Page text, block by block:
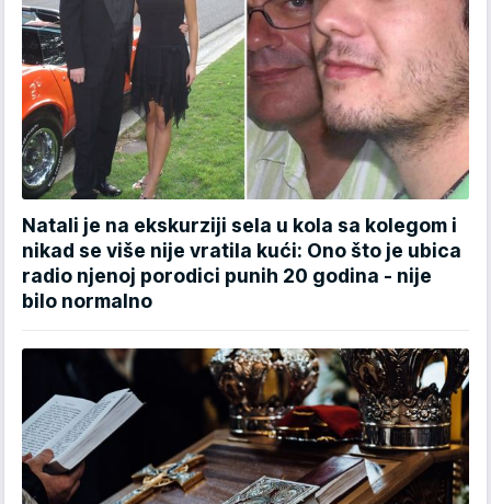
Natali je na ekskurziji sela u kola sa kolegom i
nikad se više nije vratila kući: Ono što je ubica
radio njenoj porodici punih 20 godina - nije
bilo normalno